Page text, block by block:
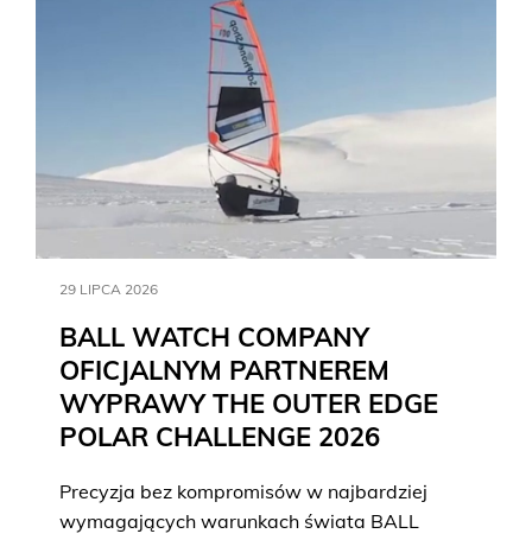
29 LIPCA 2026
BALL WATCH COMPANY
OFICJALNYM PARTNEREM
WYPRAWY THE OUTER EDGE
POLAR CHALLENGE 2026
Precyzja bez kompromisów w najbardziej
wymagających warunkach świata BALL